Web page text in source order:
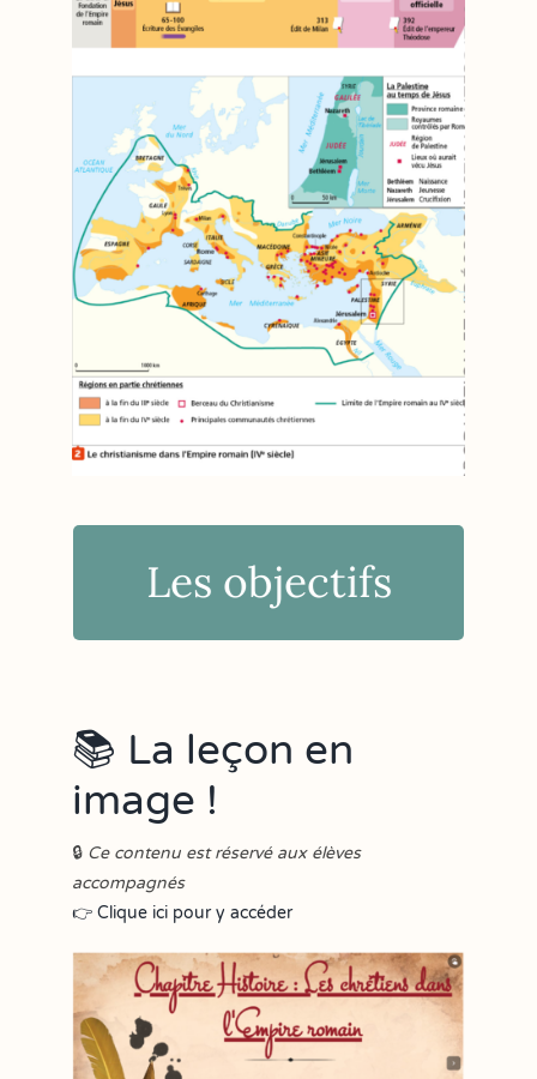
Les objectifs
📚 La leçon en
image !
🔒 Ce contenu est réservé aux élèves
accompagnés
👉 Clique ici pour y accéder